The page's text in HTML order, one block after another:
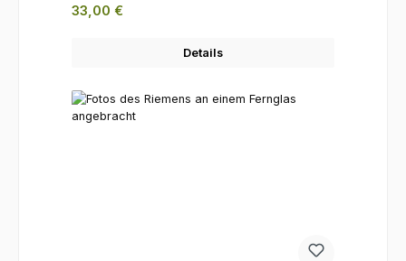
Regulärer Preis:
33,00 €
Details